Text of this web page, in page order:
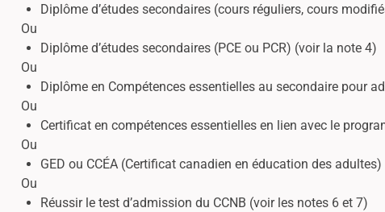
Diplôme d’études secondaires (cours réguliers, cours
Ou
Diplôme d’études secondaires (PCE ou PCR) (voir la note 4)
Ou
Diplôme en Compétences essentielles au secondaire pour
Ou
Certificat en compétences essentielles en lien avec le
Ou
GED ou CCÉA (Certificat canadien en éducation des adultes)
Ou
Réussir le test d’admission du CCNB (voir les notes 6 et 7)